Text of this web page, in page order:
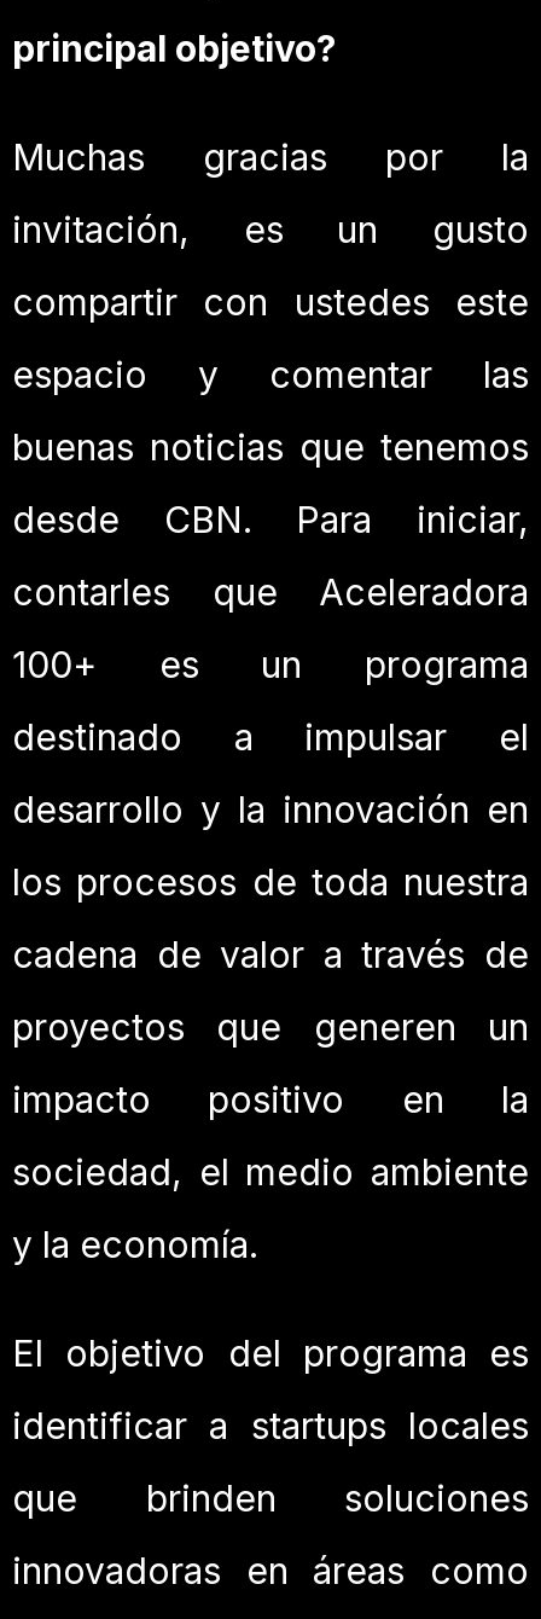
principal objetivo?
Muchas gracias por la
invitación, es un gusto
compartir con ustedes este
espacio y comentar las
buenas noticias que tenemos
desde CBN. Para iniciar,
contarles que Aceleradora
100+ es un programa
destinado a impulsar el
desarrollo y la innovación en
los procesos de toda nuestra
cadena de valor a través de
proyectos que generen un
impacto positivo en la
sociedad, el medio ambiente
y la economía.
El objetivo del programa es
identificar a startups locales
que brinden soluciones
innovadoras en áreas como